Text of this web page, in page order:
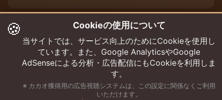
2025年8月12日
今日は、燃えるような情熱と成長のエネルギーに満ちた...
🍪 Cookieの使用について
当サイトでは、サービス向上のためにCookieを使用し
ています。また、Google AnalyticsやGoogle
AdSenseによる分析・広告配信にもCookieを利用しま
す。
※ カカオ獲得用の広告視聴システムは、この設定に関係なくご利用
いただけます。